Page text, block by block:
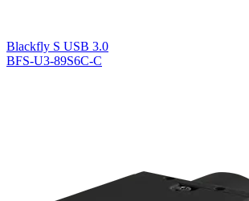
Blackfly S USB 3.0
BFS-U3-89S6C-C